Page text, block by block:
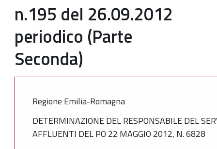
n.195 del 26.09.2012
periodico (Parte
Seconda)
Regione Emilia-Romagna
DETERMINAZIONE DEL RESPONSABILE DEL
AFFLUENTI DEL PO 22 MAGGIO 2012, N. 6828